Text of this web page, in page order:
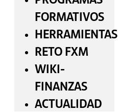
FORMATIVOS
HERRAMIENTAS
RETO FXM
WIKI-
FINANZAS
ACTUALIDAD